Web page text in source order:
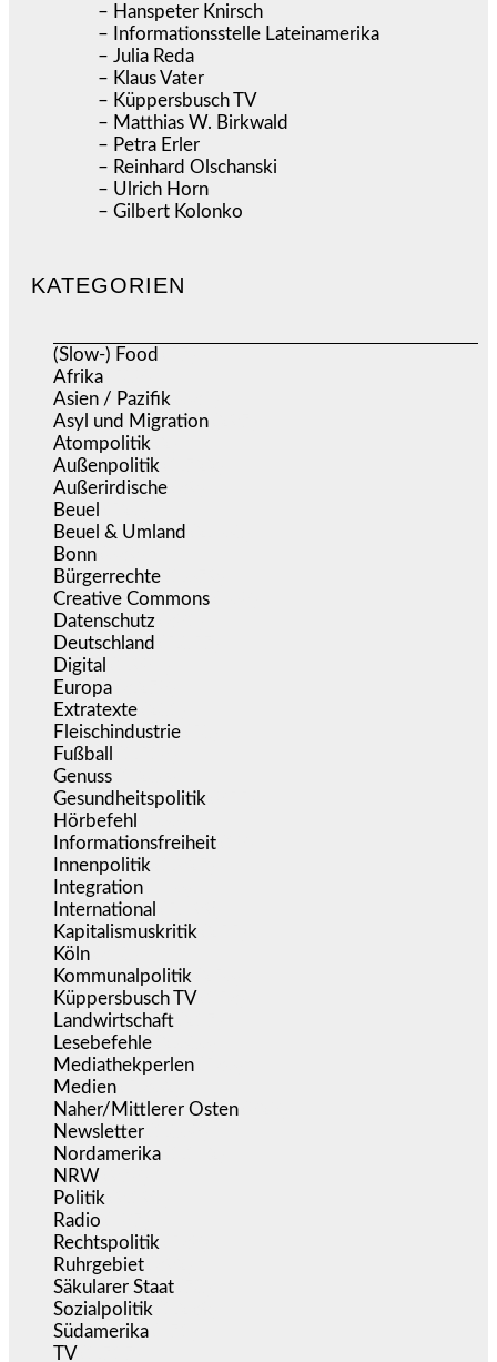
– Hanspeter Knirsch
– Informationsstelle Lateinamerika
– Julia Reda
– Klaus Vater
– Küppersbusch TV
– Matthias W. Birkwald
– Petra Erler
– Reinhard Olschanski
– Ulrich Horn
– Gilbert Kolonko
KATEGORIEN
(Slow-) Food
Afrika
Asien / Pazifik
Asyl und Migration
Atompolitik
Außenpolitik
Außerirdische
Beuel
Beuel & Umland
Bonn
Bürgerrechte
Creative Commons
Datenschutz
Deutschland
Digital
Europa
Extratexte
Fleischindustrie
Fußball
Genuss
Gesundheitspolitik
Hörbefehl
Informationsfreiheit
Innenpolitik
Integration
International
Kapitalismuskritik
Köln
Kommunalpolitik
Küppersbusch TV
Landwirtschaft
Lesebefehle
Mediathekperlen
Medien
Naher/Mittlerer Osten
Newsletter
Nordamerika
NRW
Politik
Radio
Rechtspolitik
Ruhrgebiet
Säkularer Staat
Sozialpolitik
Südamerika
TV